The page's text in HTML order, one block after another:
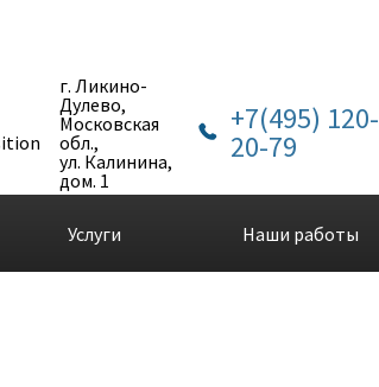
г. Ликино-
Дулево,
Московская
обл.,
ул. Калинина,
дом. 1
+7(495) 120-
20-79
Услуги Наши работы